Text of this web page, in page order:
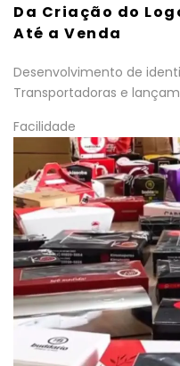
Da Criação do
Até a Venda
Desenvolvimento de
Transportadoras e
Facilidade